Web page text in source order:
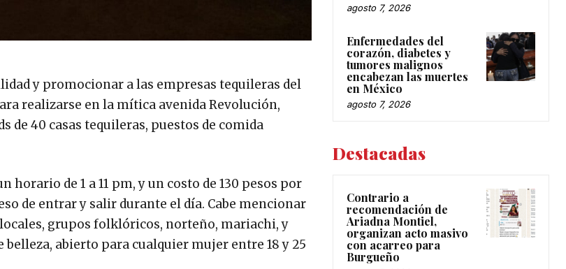
y promocionar a las empresas tequileras del
realizarse en la mítica avenida Revolución,
de 40 casas tequileras, puestos de comida
horario de 1 a 11 pm, y un costo de 130 pesos por
de entrar y salir durante el día. Cabe mencionar
grupos folklóricos, norteño, mariachi, y
abierto para cualquier mujer entre 18 y 25
agosto 7, 2026
Enfermedades del
corazón, diabetes y
tumores malignos
encabezan las muertes
en México
agosto 7, 2026
Destacadas
Contrario a
recomendación de
Ariadna Montiel,
organizan acto masivo
con acarreo para
Burgueño